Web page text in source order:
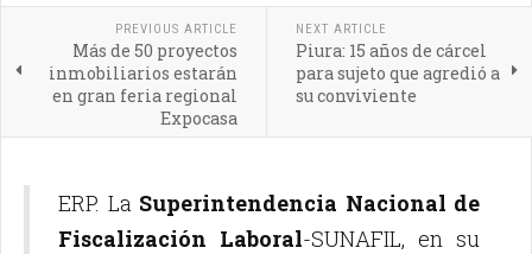
PREVIOUS ARTICLE
Más de 50 proyectos
inmobiliarios estarán
en gran feria regional
Expocasa
NEXT ARTICLE
Piura: 15 años de cárcel
para sujeto que agredió a
su conviviente
ERP. La Superintendencia Nacional de
Fiscalización Laboral-SUNAFIL, en su